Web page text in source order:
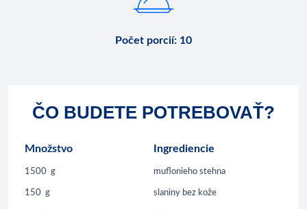
Počet porcií: 10
ČO BUDETE POTREBOVAŤ?
Množstvo Ingrediencie
1500 g muflonieho stehna
150 g slaniny bez kože